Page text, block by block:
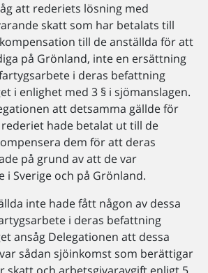
att rederiets lösning med
skatt som har betalats till
till de anställda för att
på Grönland, inte en ersättning
i deras befattning
i enlighet med 3 § i sjömanslagen.
att detsamma gällde för
hade betalat ut till de
dem för att deras
på grund av att de var
i Sverige och på Grönland.
inte hade fått någon av dessa
i deras befattning
ansåg Delegationen att dessa
sådan sjöinkomst som berättigar